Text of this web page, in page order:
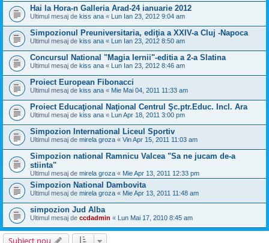
Hai la Hora-n Galleria Arad-24 ianuarie 2012
Ultimul mesaj de kiss ana « Lun Ian 23, 2012 9:04 am
Simpozionul Preuniversitaria, ediţia a XXIV-a Cluj -Napoca
Ultimul mesaj de kiss ana « Lun Ian 23, 2012 8:50 am
Concursul National "Magia Iernii"-editia a 2-a Slatina
Ultimul mesaj de kiss ana « Lun Ian 23, 2012 8:46 am
Proiect European Fibonacci
Ultimul mesaj de kiss ana « Mie Mai 04, 2011 11:33 am
Proiect Educaţional Naţional Centrul Şc.ptr.Educ. Incl. Ara
Ultimul mesaj de kiss ana « Lun Apr 18, 2011 3:00 pm
Simpozion International Liceul Sportiv
Ultimul mesaj de mirela groza « Vin Apr 15, 2011 11:03 am
Simpozion national Ramnicu Valcea "Sa ne jucam de-a
stiinta"
Ultimul mesaj de mirela groza « Mie Apr 13, 2011 12:33 pm
Simpozion National Dambovita
Ultimul mesaj de mirela groza « Mie Apr 13, 2011 11:48 am
simpozion Jud Alba
Ultimul mesaj de ccdadmin « Lun Mai 17, 2010 8:45 am
Subiect nou